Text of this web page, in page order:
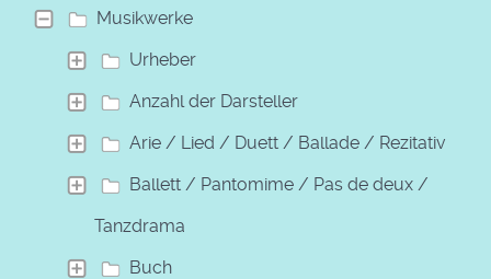
Musikwerke
Urheber
Anzahl der Darsteller
Arie / Lied / Duett / Ballade / Rezitativ
Ballett / Pantomime / Pas de deux /
Tanzdrama
Buch